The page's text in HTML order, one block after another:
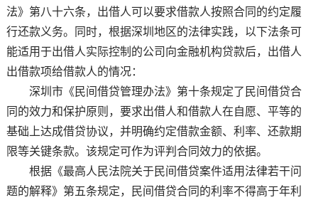
法》第八十六条，出借人可以要求借款人按照合同的约定履
行还款义务。同时，根据深圳地区的法律实践，以下法条可
能适用于出借人实际控制的公司向金融机构贷款后，出借人
出借款项给借款人的情况：
深圳市《民间借贷管理办法》第十条规定了民间借贷合
同的效力和保护原则，要求出借人和借款人在自愿、平等的
基础上达成借贷协议，并明确约定借款金额、利率、还款期
限等关键条款。该规定可作为评判合同效力的依据。
根据《最高人民法院关于民间借贷案件适用法律若干问
题的解释》第五条规定，民间借贷合同的利率不得高于年利